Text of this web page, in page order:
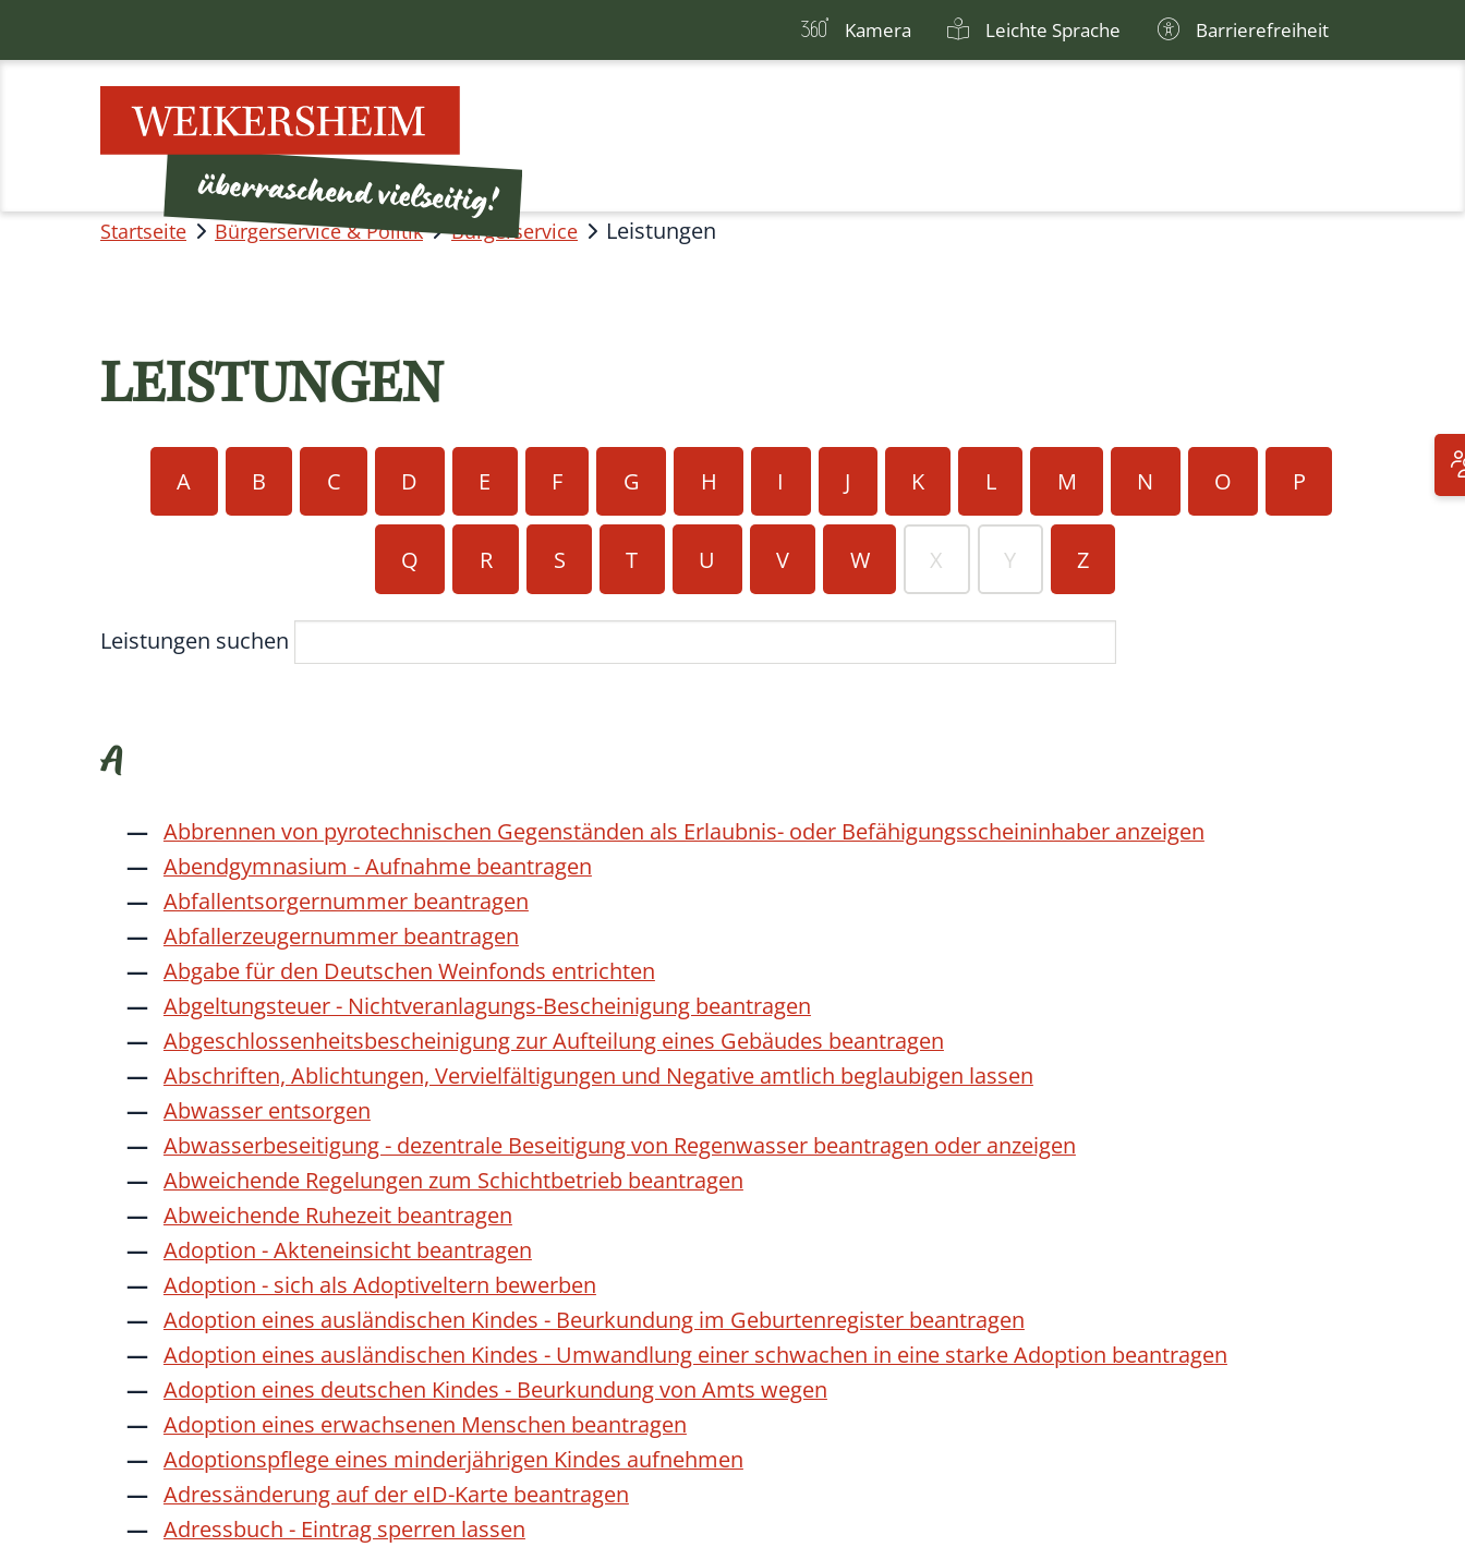
Kamera Leichte Sprache Barrierefreiheit
Startseite Bürgerservice & Politik Bürgerservice Leistungen
LEISTUNGEN
A B C D E F G H I J K L M N O P
Q R S T U V W X Y Z
Leistungen suchen
A
Abbrennen von pyrotechnischen Gegenständen als Erlaubnis- oder Befähigungsscheininhaber anzeigen
Abendgymnasium - Aufnahme beantragen
Abfallentsorgernummer beantragen
Abfallerzeugernummer beantragen
Abgabe für den Deutschen Weinfonds entrichten
Abgeltungsteuer - Nichtveranlagungs-Bescheinigung beantragen
Abgeschlossenheitsbescheinigung zur Aufteilung eines Gebäudes beantragen
Abschriften, Ablichtungen, Vervielfältigungen und Negative amtlich beglaubigen lassen
Abwasser entsorgen
Abwasserbeseitigung - dezentrale Beseitigung von Regenwasser beantragen oder anzeigen
Abweichende Regelungen zum Schichtbetrieb beantragen
Abweichende Ruhezeit beantragen
Adoption - Akteneinsicht beantragen
Adoption - sich als Adoptiveltern bewerben
Adoption eines ausländischen Kindes - Beurkundung im Geburtenregister beantragen
Adoption eines ausländischen Kindes - Umwandlung einer schwachen in eine starke Adoption beantragen
Adoption eines deutschen Kindes - Beurkundung von Amts wegen
Adoption eines erwachsenen Menschen beantragen
Adoptionspflege eines minderjährigen Kindes aufnehmen
Adressänderung auf der eID-Karte beantragen
Adressbuch - Eintrag sperren lassen